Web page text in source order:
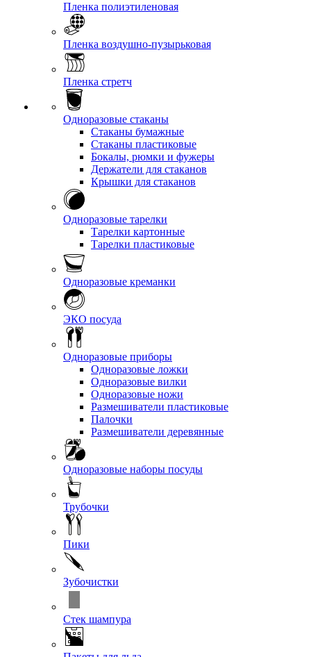
Пленка полиэтиленовая
Пленка воздушно-пузырьковая
Пленка стретч
Одноразовые стаканы
Стаканы бумажные
Стаканы пластиковые
Бокалы, рюмки и фужеры
Держатели для стаканов
Крышки для стаканов
Одноразовые тарелки
Тарелки картонные
Тарелки пластиковые
Одноразовые креманки
ЭКО посуда
Одноразовые приборы
Одноразовые ложки
Одноразовые вилки
Одноразовые ножи
Размешиватели пластиковые
Палочки
Размешиватели деревянные
Одноразовые наборы посуды
Трубочки
Пики
Зубочистки
Стек шампура